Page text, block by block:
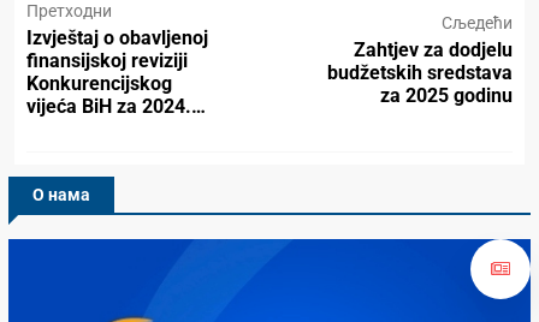
Претходни
Izvještaj o obavljenoj
finansijskoj reviziji
Konkurencijskog
vijeća BiH za 2024.…
Сљедећи
Zahtjev za dodjelu
budžetskih sredstava
za 2025 godinu
О нама